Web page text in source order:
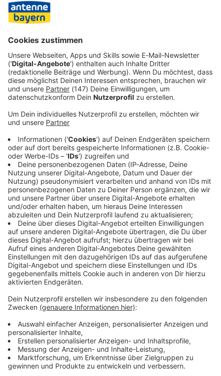
Nach offizieller Darstellung handelte es sich bei der
Gefangennahme von Maduro nicht um einen Einsatz zur
Durchsetzung eines Machtwechsels, sondern lediglich um
Immer auf dem Laufenden
bleiben!
Verpass' nichts mehr - mit unserem kostenlosen
ANTENNE BAYERN Newsletter. Ob Nachrichten,
Lifestyle oder unsere neuesten Aktionen - wir
informieren dich.
Zum Newsletter anmelden